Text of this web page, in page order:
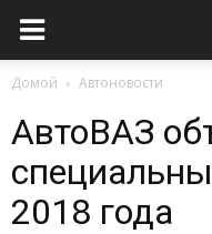
Домой Автоновости
АвтоВАЗ
2018 года